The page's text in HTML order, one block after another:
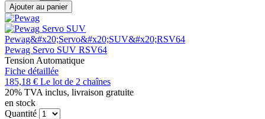
Ajouter au panier
Pewag Servo SUV RSV64
Tension Automatique
Fiche détaillée
185,18 € Le lot de 2 chaînes
20% TVA inclus, livraison gratuite
en stock
Quantité